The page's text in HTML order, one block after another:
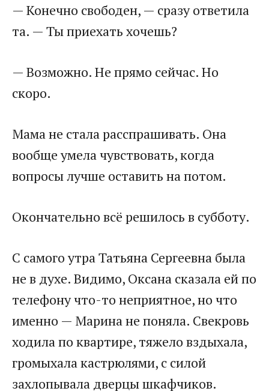
— Конечно свободен, — сразу ответила
та. — Ты приехать хочешь?
— Возможно. Не прямо сейчас. Но
скоро.
Мама не стала расспрашивать. Она
вообще умела чувствовать, когда
вопросы лучше оставить на потом.
Окончательно всё решилось в субботу.
С самого утра Татьяна Сергеевна была
не в духе. Видимо, Оксана сказала ей по
телефону что-то неприятное, но что
именно — Марина не поняла. Свекровь
ходила по квартире, тяжело вздыхала,
громыхала кастрюлями, с силой
захлопывала дверцы шкафчиков.